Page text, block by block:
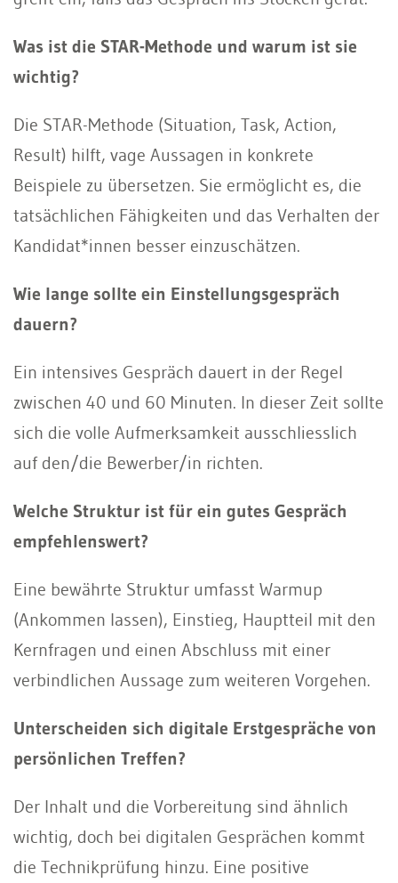
Was ist die STAR-Methode und warum ist sie
wichtig?
Die STAR-Methode (Situation, Task, Action,
Result) hilft, vage Aussagen in konkrete
Beispiele zu übersetzen. Sie ermöglicht es, die
tatsächlichen Fähigkeiten und das Verhalten der
Kandidat*innen besser einzuschätzen.
Wie lange sollte ein Einstellungsgespräch
dauern?
Ein intensives Gespräch dauert in der Regel
zwischen 40 und 60 Minuten. In dieser Zeit sollte
sich die volle Aufmerksamkeit ausschliesslich
auf den/die Bewerber/in richten.
Welche Struktur ist für ein gutes Gespräch
empfehlenswert?
Eine bewährte Struktur umfasst Warmup
(Ankommen lassen), Einstieg, Hauptteil mit den
Kernfragen und einen Abschluss mit einer
verbindlichen Aussage zum weiteren Vorgehen.
Unterscheiden sich digitale Erstgespräche von
persönlichen Treffen?
Der Inhalt und die Vorbereitung sind ähnlich
wichtig, doch bei digitalen Gesprächen kommt
die Technikprüfung hinzu. Eine positive